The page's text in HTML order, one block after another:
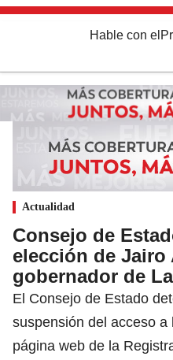
Hable con el
Actualidad
Consejo de
elección de Jairo
gobernador de
El Consejo de Estado
suspensión del acceso a
página web de la